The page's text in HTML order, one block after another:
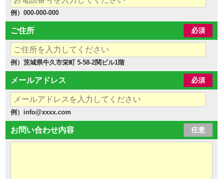
例）000-000-000
ご住所 必須
例）茨城県牛久市栄町 5-58-2関ビル1階
メールアドレス 必須
例）info@xxxx.com
お問い合わせ内容 任意